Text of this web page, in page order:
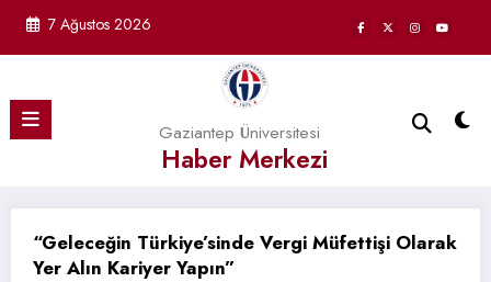
7 Ağustos 2026
Gaziantep Üniversitesi
Haber Merkezi
“Geleceğin Türkiye’sinde Vergi Müfettişi Olarak
Yer Alın Kariyer Yapın”